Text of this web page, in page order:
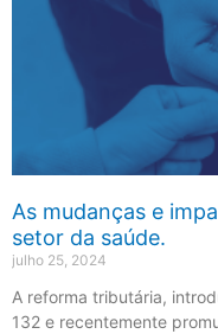
As mudanças e
setor da saúde.
julho 25, 2024
A reforma tributária,
132 e recentemente